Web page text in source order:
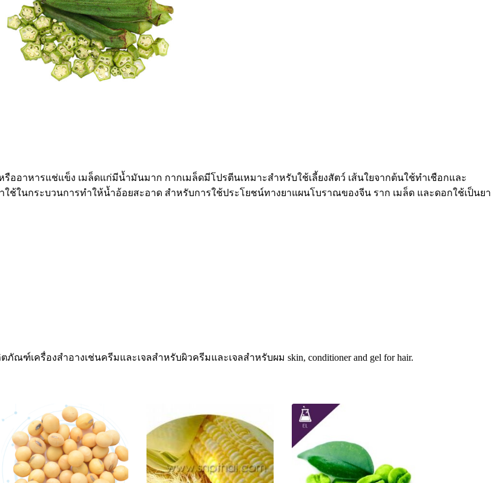
อาหารแช่แข็ง เมล็ดแก่มีน้ำมันมาก กากเมล็ดมีโปรตีนเหมาะสำหรับใช้เลี้ยงสัตว์ เส้นใยจากต้นใช้ทำเชือกและ
ช้ในกระบวนการทำให้น้ำอ้อยสะอาด สำหรับการใช้ประโยชน์ทางยาแผนโบราณของจีน ราก เมล็ด และดอกใช้เป็นยา
ฑ์เครื่องสำอางเช่นครีมและเจลสำหรับผิวครีมและเจลสำหรับผม skin, conditioner and gel for hair.